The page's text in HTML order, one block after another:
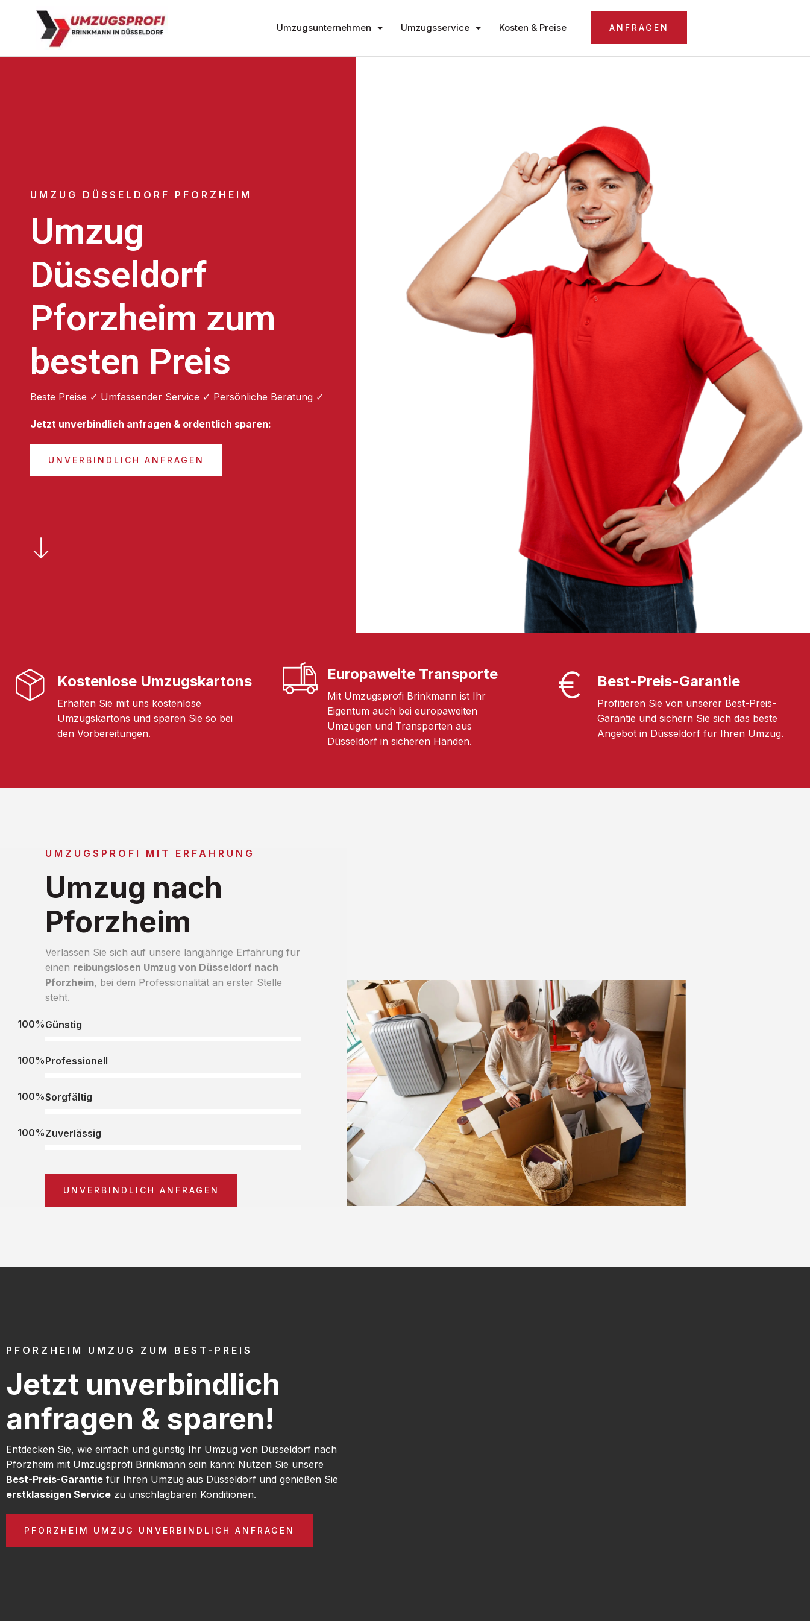
Umzugsunternehmen Umzugsservice Kosten & Preise ANFRAGEN
UMZUG DÜSSELDORF PFORZHEIM
Umzug
Düsseldorf
Pforzheim zum
besten Preis
Beste Preise ✓ Umfassender Service ✓ Persönliche Beratung ✓
Jetzt unverbindlich anfragen & ordentlich sparen:
UNVERBINDLICH ANFRAGEN
Kostenlose Umzugskartons
Erhalten Sie mit uns kostenlose
Umzugskartons und sparen Sie so bei
den Vorbereitungen.
Europaweite Transporte
Mit Umzugsprofi Brinkmann ist Ihr
Eigentum auch bei europaweiten
Umzügen und Transporten aus
Düsseldorf in sicheren Händen.
Best-Preis-Garantie
Profitieren Sie von unserer Best-Preis-
Garantie und sichern Sie sich das beste
Angebot in Düsseldorf für Ihren Umzug.
UMZUGSPROFI MIT ERFAHRUNG
Umzug nach
Pforzheim
Verlassen Sie sich auf unsere langjährige Erfahrung für
einen reibungslosen Umzug von Düsseldorf nach
Pforzheim, bei dem Professionalität an erster Stelle
steht.
Günstig
100%
Professionell
100%
Sorgfältig
100%
Zuverlässig
100%
UNVERBINDLICH ANFRAGEN
PFORZHEIM UMZUG ZUM BEST-PREIS
Jetzt unverbindlich
anfragen & sparen!
Entdecken Sie, wie einfach und günstig Ihr Umzug von Düsseldorf nach
Pforzheim mit Umzugsprofi Brinkmann sein kann: Nutzen Sie unsere
Best-Preis-Garantie für Ihren Umzug aus Düsseldorf und genießen Sie
erstklassigen Service zu unschlagbaren Konditionen.
PFORZHEIM UMZUG UNVERBINDLICH ANFRAGEN